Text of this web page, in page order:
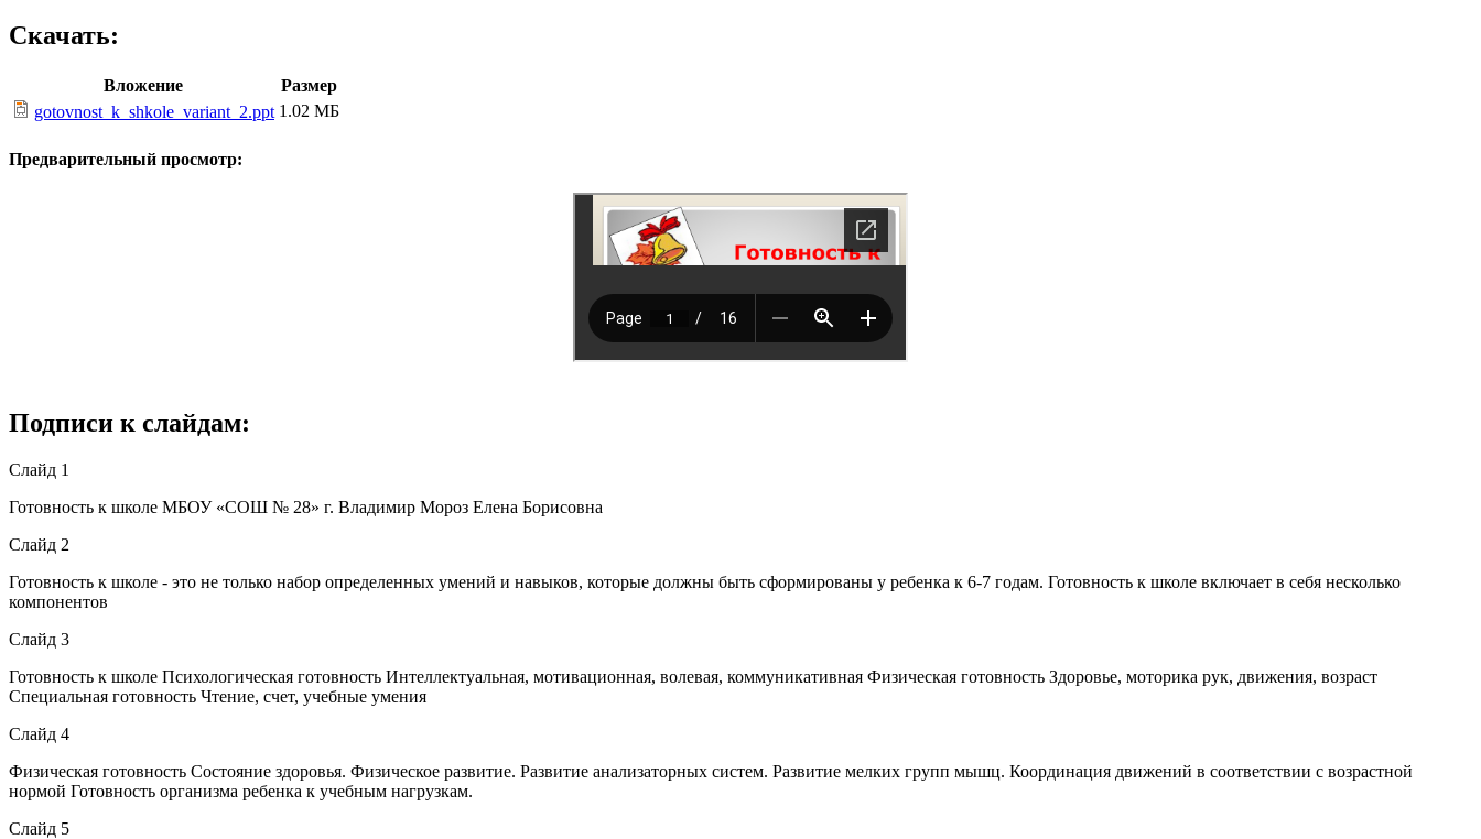
Скачать:
Вложение
Размер
gotovnost_k_shkole_variant_2.ppt 1.02 МБ
Предварительный просмотр:
Подписи к слайдам:
Слайд 1
Готовность к школе МБОУ «СОШ № 28» г. Владимир Мороз Елена Борисовна
Слайд 2
Готовность к школе - это не только набор определенных умений и навыков, которые должны быть сформированы у ребенка к 6-7 годам. Готовность к школе включает в себя несколько
компонентов
Слайд 3
Готовность к школе Психологическая готовность Интеллектуальная, мотивационная, волевая, коммуникативная Физическая готовность Здоровье, моторика рук, движения, возраст
Специальная готовность Чтение, счет, учебные умения
Слайд 4
Физическая готовность Состояние здоровья. Физическое развитие. Развитие анализаторных систем. Развитие мелких групп мышц. Координация движений в соответствии с возрастной
нормой Готовность организма ребенка к учебным нагрузкам.
Слайд 5